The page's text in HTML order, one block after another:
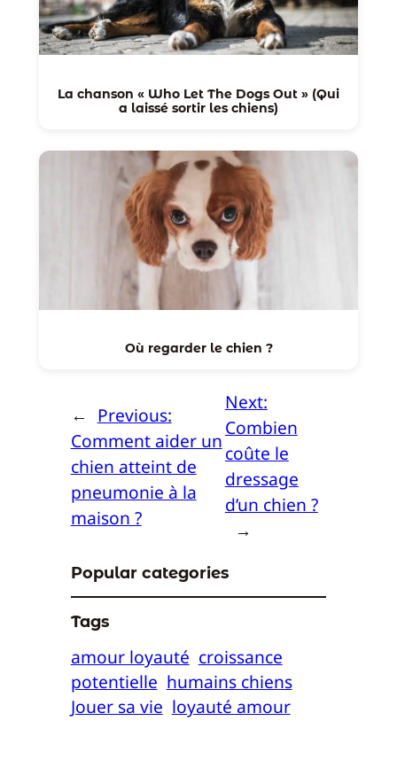
La chanson « Who Let The Dogs Out » (Qui
a laissé sortir les chiens)
Où regarder le chien ?
← Previous:
Comment aider un
chien atteint de
pneumonie à la
maison ?
Next:
Combien
coûte le
dressage
d’un chien ?
→
Popular categories
Tags
amour loyauté croissance
potentielle humains chiens
Jouer sa vie loyauté amour